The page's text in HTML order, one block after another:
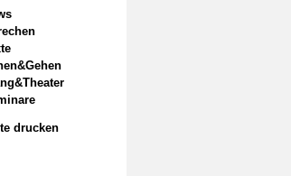
drucken